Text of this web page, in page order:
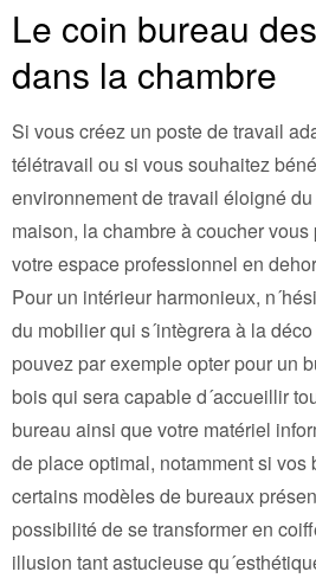
Le coin bureau
dans la chambre
Si vous créez un poste de travail
télétravail ou si vous souhaitez
environnement de travail éloigné
maison, la chambre à coucher
votre espace professionnel en
Pour un intérieur harmonieux,
du mobilier qui s´intègrera à la
pouvez par exemple opter pour un
bois qui sera capable d´accueillir
bureau ainsi que votre matériel
de place optimal, notamment si vos
certains modèles de bureaux
possibilité de se transformer en
illusion tant astucieuse